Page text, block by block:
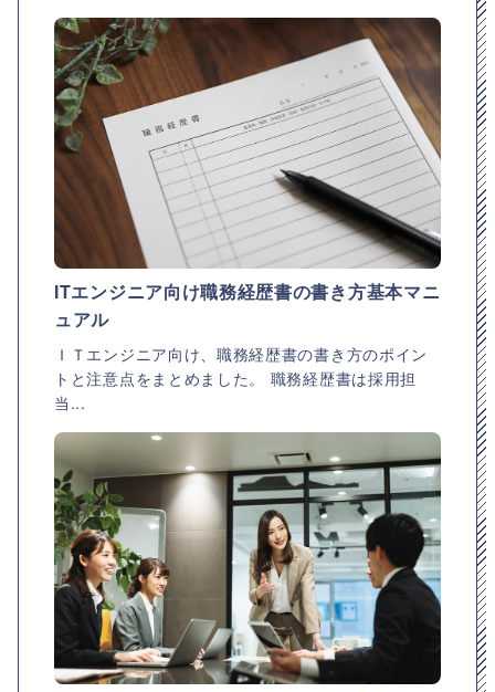
ITエンジニア向け職務経歴書の書き方基本マニ
ュアル
ＩＴエンジニア向け、職務経歴書の書き方のポイン
トと注意点をまとめました。 職務経歴書は採用担
当...